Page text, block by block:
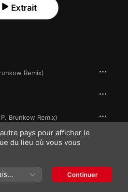
Extrait
Remix)
Brunkow Remix)
pays pour afficher le
du lieu où vous vous
Continuer